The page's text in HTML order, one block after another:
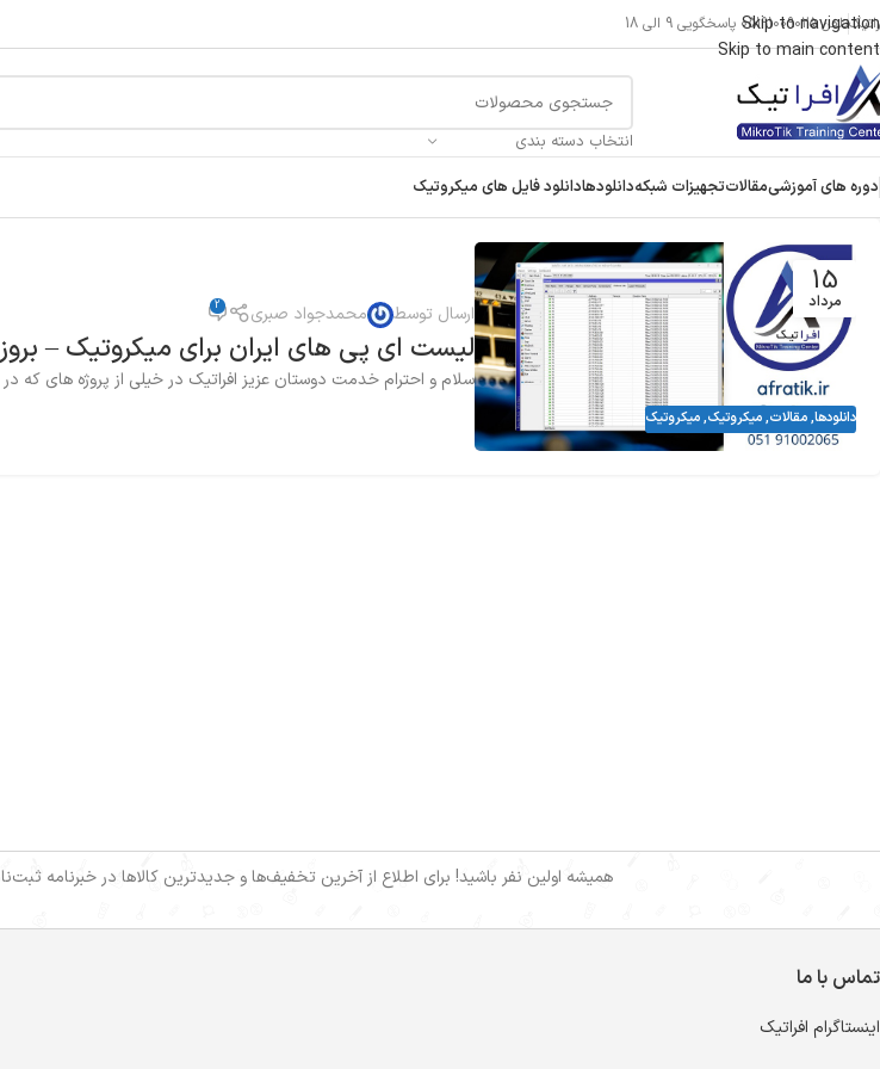
Skip to navigation
Skip to main content
تلفن 05191009025 پاسخگویی 9 الی 18
انتخاب دسته بندی
دوره های آموزشیمقالاتتجهیزات شبکهدانلودهادانلود فایل های میکروتیک
15
مرداد
دانلودها,مقالات,میکروتیک,میکروتیک
ارسال توسط محمدجواد صبری 2
لیست ای پی های ایران برای میکروتیک –
سلام و احترام خدمت دوستان عزیز افراتیک در خیلی از پروژه های که در
همیشه اولین نفر باشید! برای اطلاع از آخرین تخفیف‌ها و جدیدترین کالاها در خبرنامه
تماس با ما
اینستاگرام افراتیک